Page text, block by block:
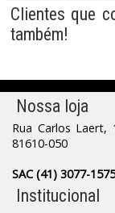
Clientes que
também!
Nossa loja
Rua Carlos
81610-050
SAC (41) 3077-
Institucional